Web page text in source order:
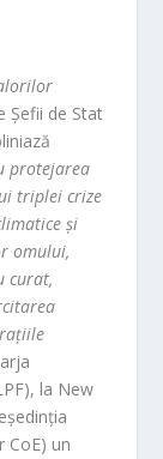
Șefii de Stat
protejarea
triplei crize
și
omului,
curat,
la New
CoE) un